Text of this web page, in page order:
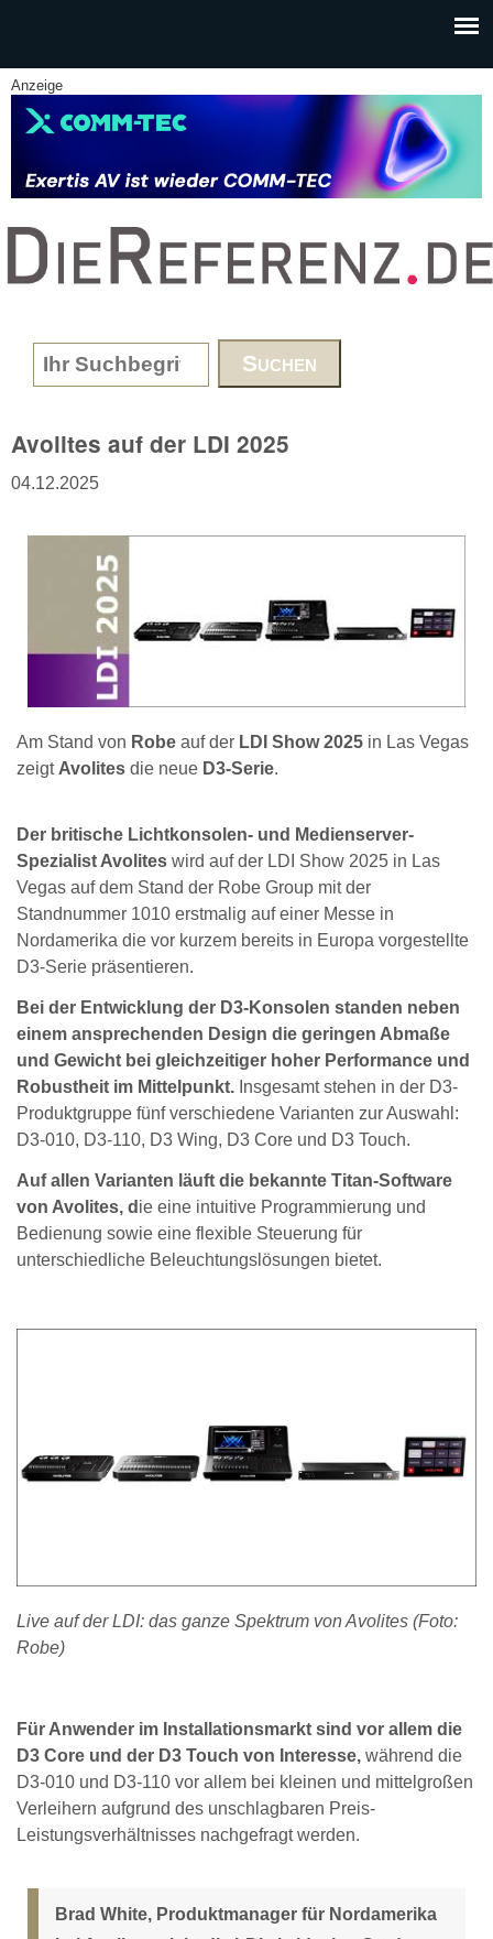
Anzeige
www.DieReferenz.de
Search form
Avolites auf der LDI 2025
04.12.2025
Am Stand von Robe auf der LDI Show 2025 in Las Vegas
zeigt Avolites die neue D3-Serie.
Der britische Lichtkonsolen- und Medienserver-
Spezialist Avolites wird auf der LDI Show 2025 in Las
Vegas auf dem Stand der Robe Group mit der
Standnummer 1010 erstmalig auf einer Messe in
Nordamerika die vor kurzem bereits in Europa vorgestellte
D3-Serie präsentieren.
Bei der Entwicklung der D3-Konsolen standen neben
einem ansprechenden Design die geringen Abmaße
und Gewicht bei gleichzeitiger hoher Performance und
Robustheit im Mittelpunkt. Insgesamt stehen in der D3-
Produktgruppe fünf verschiedene Varianten zur Auswahl:
D3-010, D3-110, D3 Wing, D3 Core und D3 Touch.
Auf allen Varianten läuft die bekannte Titan-Software
von Avolites, d ie eine intuitive Programmierung und
Bedienung sowie eine flexible Steuerung für
unterschiedliche Beleuchtungslösungen bietet.
Live auf der LDI: das ganze Spektrum von Avolites (Foto:
Robe)
Für Anwender im Installationsmarkt sind vor allem die
D3 Core und der D3 Touch von Interesse, während die
D3-010 und D3-110 vor allem bei kleinen und mittelgroßen
Verleihern aufgrund des unschlagbaren Preis-
Leistungsverhältnisses nachgefragt werden.
Brad White, Produktmanager für Nordamerika